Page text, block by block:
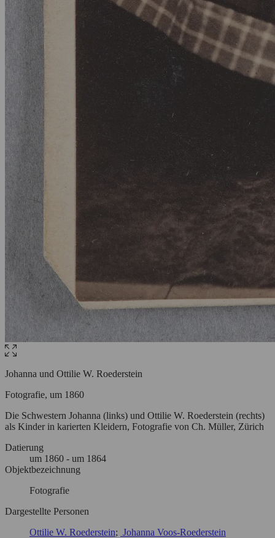
Johanna und Ottilie W. Roederstein
Fotografie, um 1860
Die Schwestern Johanna (links) und Ottilie W. Roederstein (rechts)
als Kinder in karierten Kleidern, Fotografie von Ch. Müller, Zürich
Datierung
um 1860 - um 1864
Objektbezeichnung
Fotografie
Dargestellte Personen
Ottilie W. Roederstein
Johanna Voos-Roederstein